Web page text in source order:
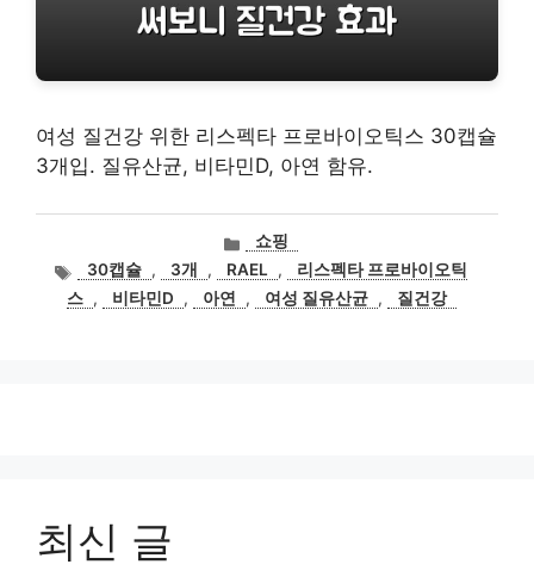
여성 질건강 위한 리스펙타 프로바이오틱스 30캡슐
3개입. 질유산균, 비타민D, 아연 함유.
카
테
고
리
쇼핑
태
그
30캡슐 , 3개 , RAEL ,
리스펙타 프로바이오틱
스 , 비타민D , 아연 , 여성 질유산균 , 질건강
최신 글